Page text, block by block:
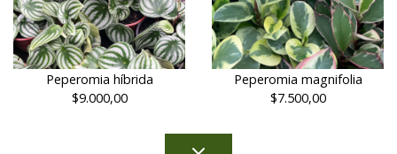
Peperomia híbrida
$9.000,00
Peperomia magnifolia
$7.500,00